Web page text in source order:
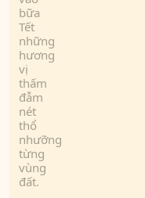
bữa
Tết
những
hương
vị
thấm
đẫm
nét
thổ
nhưỡng
từng
vùng
đất.